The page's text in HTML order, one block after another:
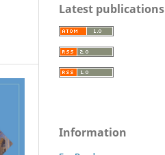
Latest publications
Information